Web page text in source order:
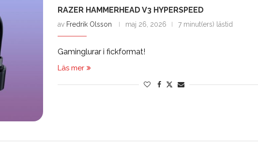
RAZER HAMMERHEAD V3 HYPERSPEED
av Fredrik Olsson maj 26, 2026 7 minut(ers) lästid
Gaminglurar i fickformat!
Läs mer